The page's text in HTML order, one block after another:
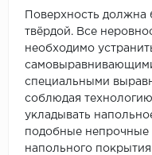
Поверхность должна
твёрдой. Все
необходимо
специальными
соблюдая
укладывать
подобные непрочные
напольного